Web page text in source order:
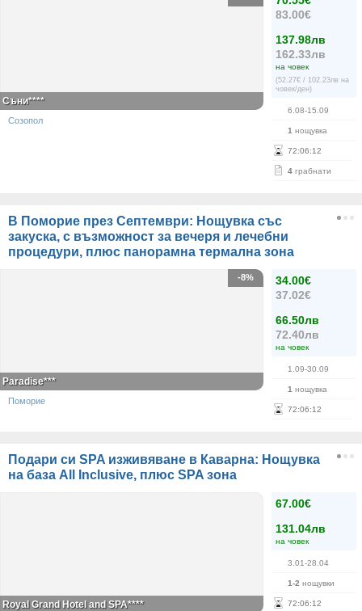
83.00€
137.98лв
162.33лв
на човек
(52.27€ / 102.23лв на
човек/ден)
6.08-15.09
1 нощувка
72:06:12
4 грабнати
Съни****
Созопол
В Поморие през Септември: Нощувка със
закуска, с възможност за вечеря и лечебни
процедури, плюс панорамна термална зона
34.00€
37.02€
66.50лв
72.40лв
на човек
1.09-30.09
1 нощувка
72:06:12
-8%
Paradise***
Поморие
Подари си SPA изживяване в Каварна: Нощувка
на база All Inclusive, плюс SPA зона
67.00€
131.04лв
на човек
3.01-28.04
1-2 нощувки
72:06:12
Royal Grand Hotel and SPA****